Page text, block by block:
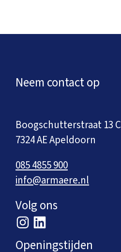
Neem contact op
Boogschutterstraat 13 C
7324 AE Apeldoorn
085 4855 900
info@armaere.nl
Volg ons
Openingstijden